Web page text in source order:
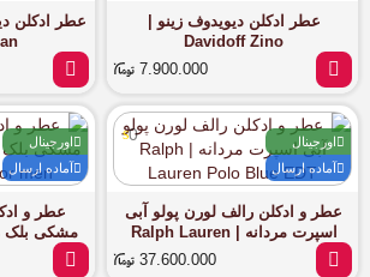
عطر ادکلن دیویدوف زینو |
Davidoff Zino
7.900.000
اورجینال
آماده ارسال
0
عطر و ادکلن رالف لورن پولو آبی
اسپرت مردانه | Ralph Lauren
Polo Blue EDT
37.600.000
اورجینال
آماده ارسال
عطر و
men